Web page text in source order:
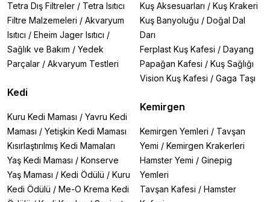
Tetra Dış Filtreler / Tetra Isıtıcı
Filtre Malzemeleri / Akvaryum
Isıtıcı / Eheim Jager Isıtıcı /
Sağlık ve Bakım / Yedek
Parçalar / Akvaryum Testleri
Kedi
Kuru Kedi Maması / Yavru Kedi
Maması / Yetişkin Kedi Maması
Kısırlaştırılmış Kedi Mamaları
Yaş Kedi Maması / Konserve
Yaş Maması / Kedi Ödülü / Kuru
Kedi Ödülü / Me-O Krema Kedi
Kuş Aksesuarları / Kuş Krakeri
Kuş Banyoluğu / Doğal Dal
Darı
Ferplast Kuş Kafesi / Dayang
Papağan Kafesi / Kuş Sağlığı
Vision Kuş Kafesi / Gaga Taşı
Kemirgen
Kemirgen Yemleri / Tavşan
Yemi / Kemirgen Krakerleri
Hamster Yemi / Ginepig
Yemleri
Tavşan Kafesi / Hamster